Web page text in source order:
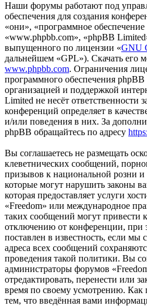
Наши форумы работают под
обеспечения для создания
«они», «программное
«www.phpbb.com», «phpBB
выпущенного по лицензии «GNU
дальнейшем «GPL»). Скачать его
www.phpbb.com. Ограничения
программного обеспечения phpBB
организацией и поддержкой
Limited не несёт ответственности
конференций определяет в
и/или поведения в них. За
phpBB обращайтесь по адресу
Вы соглашаетесь не размещать
клеветнических сообщений,
призывов к национальной розни
которые могут нарушить законы
которая предоставляет услуги
«Freedom» или международное
таких сообщений могут привести
отключению от конференции, при
поставлен в известность, если
адреса всех сообщений
проведения такой политики. Вы
администраторы форумов
отредактировать, перенести или
время по своему усмотрению. Как
тем, что введённая вами